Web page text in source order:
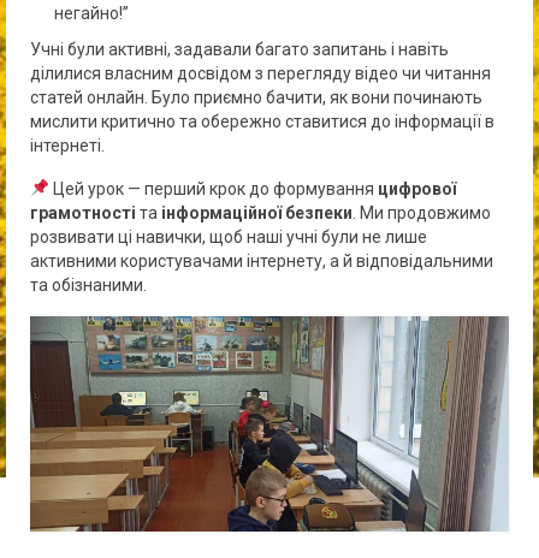
негайно!”
Учні були активні, задавали багато запитань і навіть
ділилися власним досвідом з перегляду відео чи читання
статей онлайн. Було приємно бачити, як вони починають
мислити критично та обережно ставитися до інформації в
інтернеті.
Цей урок — перший крок до формування цифрової
грамотності та інформаційної безпеки . Ми продовжимо
розвивати ці навички, щоб наші учні були не лише
активними користувачами інтернету, а й відповідальними
та обізнаними.